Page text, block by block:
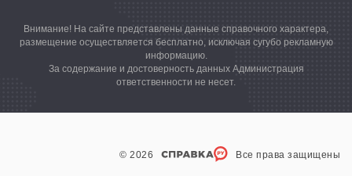
Внимание! На сайте представлены данные справочного характера,
размещение осуществляется бесплатно, исключая сугубо рекламную
информацию.
За содержание и достоверность данных Администрация
ответственности не несет.
© 2026 Все права защищены